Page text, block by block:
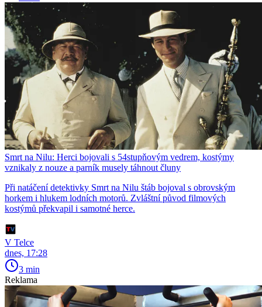
Smrt na Nilu: Herci bojovali s 54stupňovým vedrem, kostýmy
vznikaly z nouze a parník musely táhnout čluny
Při natáčení detektivky Smrt na Nilu štáb bojoval s obrovským
horkem i hlukem lodních motorů. Zvláštní původ filmových
kostýmů překvapil i samotné herce.
V Telce
dnes, 17:28
3 min
Reklama